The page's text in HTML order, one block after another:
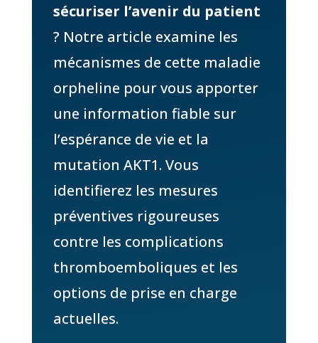
sécuriser l’avenir du patient
? Notre article examine les
mécanismes de cette maladie
orpheline pour vous apporter
une information fiable sur
l’espérance de vie et la
mutation AKT1. Vous
identifierez les mesures
préventives rigoureuses
contre les complications
thromboemboliques et les
options de prise en charge
actuelles.